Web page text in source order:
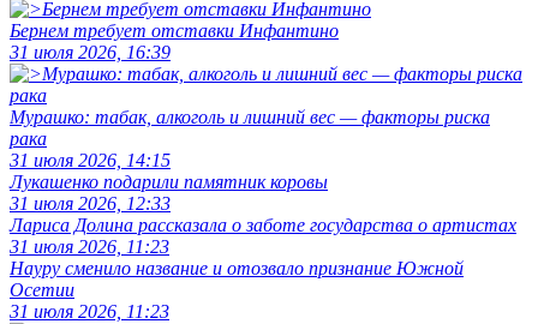
Бернем требует отставки Инфантино
31 июля 2026, 16:39
Мурашко: табак, алкоголь и лишний вес — факторы риска
рака
31 июля 2026, 14:15
Лукашенко подарили памятник коровы
31 июля 2026, 12:33
Лариса Долина рассказала о заботе государства о артистах
31 июля 2026, 11:23
Науру сменило название и отозвало признание Южной
Осетии
31 июля 2026, 11:23